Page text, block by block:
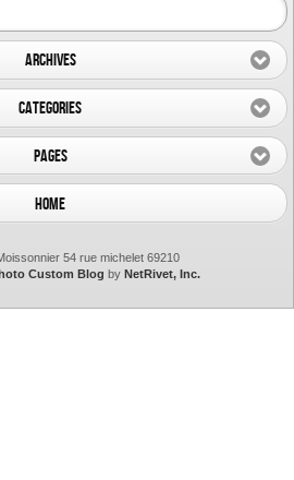
Archives
Categories
Pages
Home
54 rue michelet 69210
Custom Blog byNetRivet, Inc.